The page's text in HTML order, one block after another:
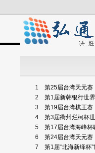
1 第25届台湾天元赛
2
第1届新韩银行世
3
第19届台湾棋王赛
4
第3届衢州烂柯杯
5
第17届台湾海峰杯
6
第24届台湾天元赛
7
第1届“北海新绎杯